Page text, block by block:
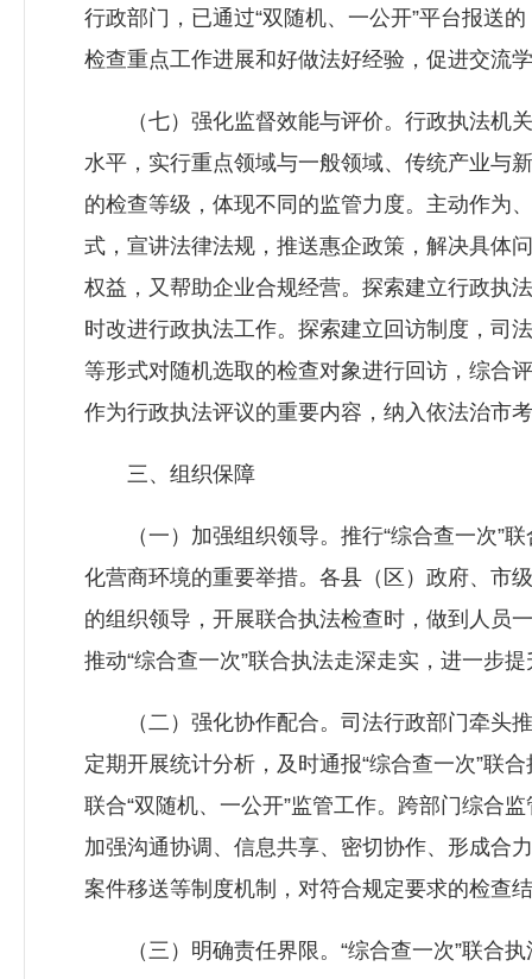
行政部门，已通过“双随机、一公开”平台报送
检查重点工作进展和好做法好经验，促进交流
（七）强化监督效能与评价。行政执法机关
水平，实行重点领域与一般领域、传统产业与
的检查等级，体现不同的监管力度。主动作为
式，宣讲法律法规，推送惠企政策，解决具体
权益，又帮助企业合规经营。探索建立行政执
时改进行政执法工作。探索建立回访制度，司
等形式对随机选取的检查对象进行回访，综合
作为行政执法评议的重要内容，纳入依法治市
三、组织保障
（一）加强组织领导。推行“综合查一次”联
化营商环境的重要举措。各县（区）政府、市
的组织领导，开展联合执法检查时，做到人员
推动“综合查一次”联合执法走深走实，进一步
（二）强化协作配合。司法行政部门牵头推
定期开展统计分析，及时通报“综合查一次”联
联合“双随机、一公开”监管工作。跨部门综合
加强沟通协调、信息共享、密切协作、形成合
案件移送等制度机制，对符合规定要求的检查
（三）明确责任界限。“综合查一次”联合执